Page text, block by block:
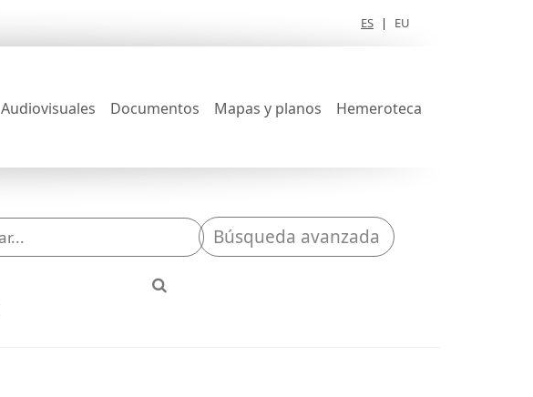
ES | EU
Audiovisuales Documentos Mapas y planos Hemeroteca
Búsqueda avanzada